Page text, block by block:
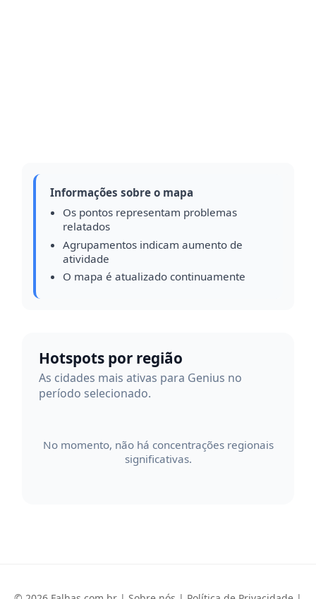
Informações sobre o mapa
Os pontos representam problemas
relatados
Agrupamentos indicam aumento de
atividade
O mapa é atualizado continuamente
Hotspots por região
As cidades mais ativas para Genius no
período selecionado.
No momento, não há concentrações regionais
significativas.